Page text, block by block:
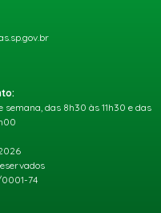
das 8h30 às 11h30 e das
0001-74